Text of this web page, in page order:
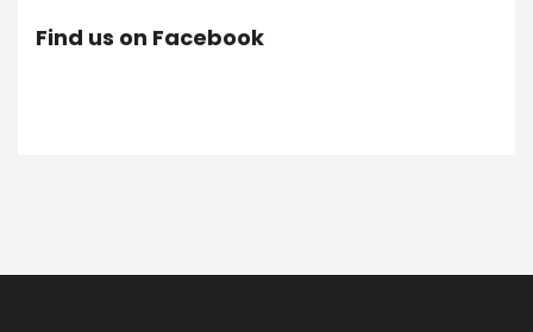
Find us on Facebook